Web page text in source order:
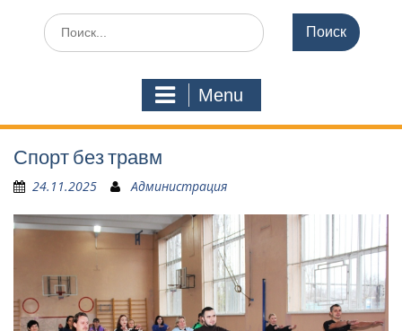
Search
for:
Menu
Спорт без травм
24.11.2025 Администрация